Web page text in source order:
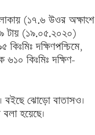
(১৭.৬ উওর অক্ষাংশ
টায় (১৯.০৫.২০২০)
কিঃমিঃ দক্ষিণপশ্চিমে,
৬১০ কিঃমিঃ দক্ষিণ-
বইছে ঝোড়ো বাতাসও।
হয়েছে।